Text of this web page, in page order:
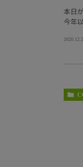
本日
今年